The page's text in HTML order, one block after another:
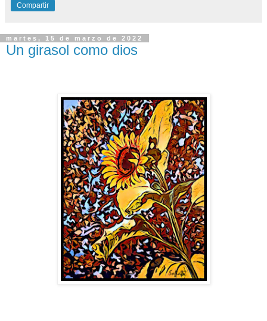
Compartir
martes, 15 de marzo de 2022
Un girasol como dios